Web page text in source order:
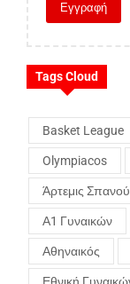
Tags Cloud
Basket League
Olympiacos
Άρτεμις Σπανού
Α1 Γυναικών
Αθηναικός
Εθνική